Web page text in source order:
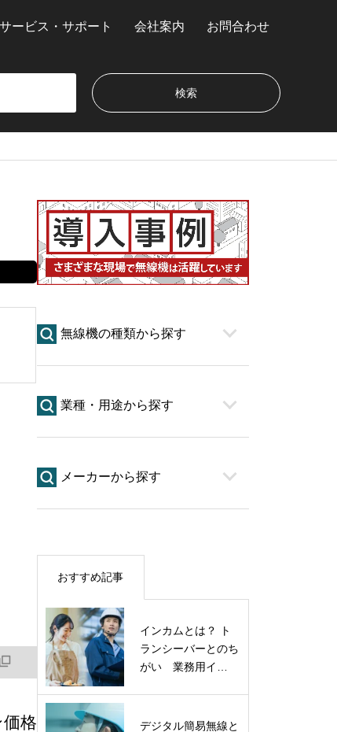
サービス・サポート 会社案内 お問合わせ
格
無線機の種類から探す
業種・用途から探す
メーカーから探す
おすすめ記事
インカムとは？ ト
ランシーバーとのち
がい 業務用イ…
デジタル簡易無線と